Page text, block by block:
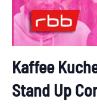
Kaffee
Stand Up